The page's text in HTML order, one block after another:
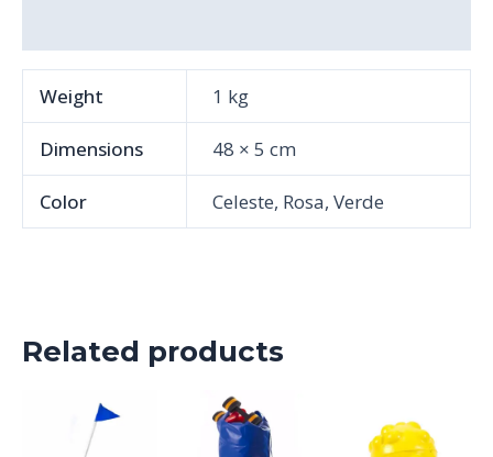
Weight 1 kg
Dimensions 48 × 5 cm
Color Celeste, Rosa, Verde
Related products